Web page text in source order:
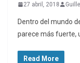
27 abril, 2018
Dentro del mundo
parece más fuerte,
Read More